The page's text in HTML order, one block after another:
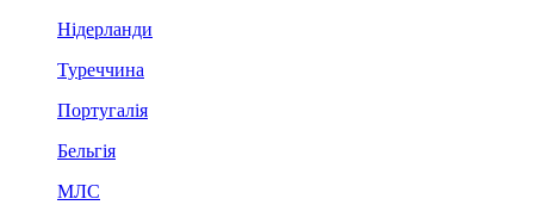
Нідерланди
Туреччина
Португалія
Бельгія
МЛС